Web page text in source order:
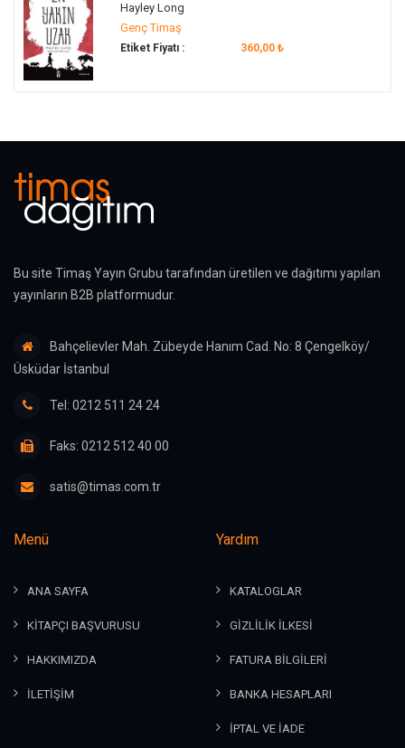
Hayley Long
Genç Timaş
Etiket Fiyatı : 360,00 ₺
Bu site Timaş Yayın Grubu tarafından üretilen ve dağıtımı yapılan
yayınların B2B platformudur.
Bahçelievler Mah. Zübeyde Hanım Cad. No: 8 Çengelköy/
Üsküdar İstanbul
Tel: 0212 511 24 24
Faks: 0212 512 40 00
satis@timas.com.tr
Menü
ANA SAYFA
KİTAPÇI BAŞVURUSU
HAKKIMIZDA
İLETİŞİM
Yardım
KATALOGLAR
GİZLİLİK İLKESİ
FATURA BİLGİLERİ
BANKA HESAPLARI
İPTAL VE İADE